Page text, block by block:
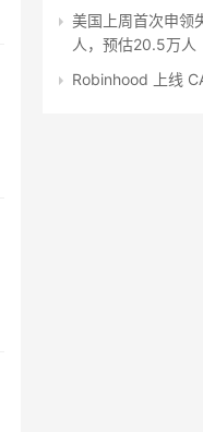
美国上周首次申领
人，预估20.5万人
Robinhood 上线